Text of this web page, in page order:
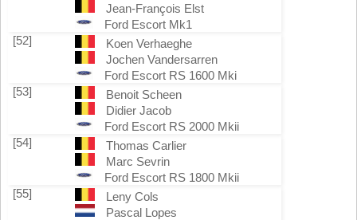
Jean-François Elst
Ford Escort Mk1
[52]
Koen Verhaeghe
Jochen Vandersarren
Ford Escort RS 1600 Mki
[53]
Benoit Scheen
Didier Jacob
Ford Escort RS 2000 Mkii
[54]
Thomas Carlier
Marc Sevrin
Ford Escort RS 1800 Mkii
[55]
Leny Cols
Pascal Lopes